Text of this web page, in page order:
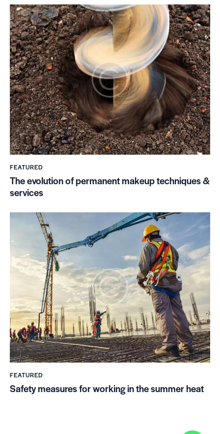
FEATURED
The evolution of permanent makeup techniques &
services
FEATURED
Safety measures for working in the summer heat